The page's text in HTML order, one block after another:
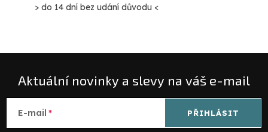
> do 14 dní bez udání důvodu <
Aktuální novinky a slevy na váš e-mail
E-mail PŘIHLÁSIT